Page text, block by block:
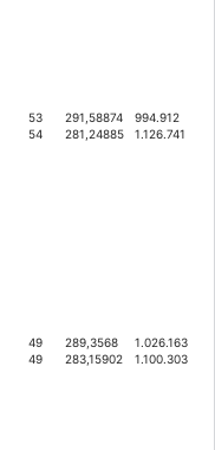
53
54
291,58874
281,24885
994.912
1.126.741
49
49
289,3568
283,15902
1.026.163
1.100.303